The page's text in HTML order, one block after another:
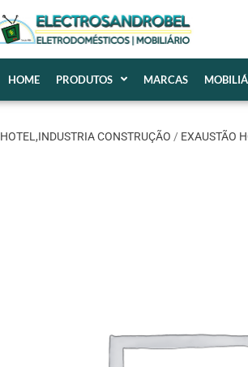
HOME PRODUTOS MARCAS
HOTEL,INDUSTRIA CONSTRUÇÃO / EXAUSTÃO